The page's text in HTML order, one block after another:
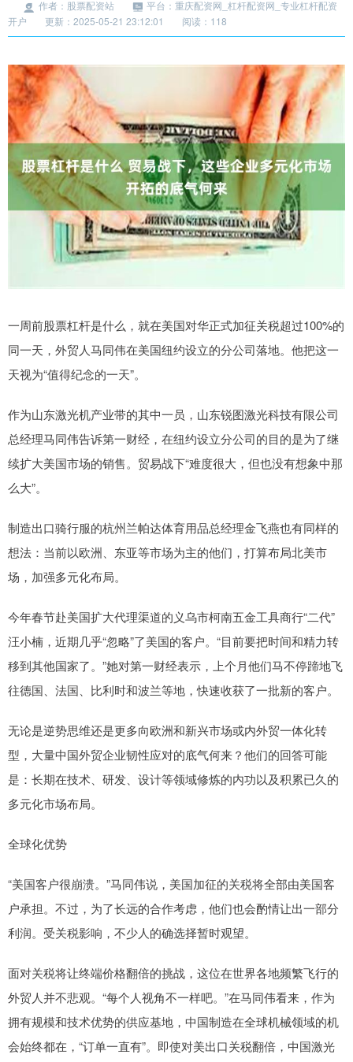
作者：股票配资站
平台：重庆配资网_杠杆配资网_专业杠杆配资
开户
更新：2025-05-21 23:12:01 阅读：118
一周前股票杠杆是什么，就在美国对华正式加征关税超过100%的
同一天，外贸人马同伟在美国纽约设立的分公司落地。他把这一
天视为“值得纪念的一天”。
作为山东激光机产业带的其中一员，山东锐图激光科技有限公司
总经理马同伟告诉第一财经，在纽约设立分公司的目的是为了继
续扩大美国市场的销售。贸易战下“难度很大，但也没有想象中那
么大”。
制造出口骑行服的杭州兰帕达体育用品总经理金飞燕也有同样的
想法：当前以欧洲、东亚等市场为主的他们，打算布局北美市
场，加强多元化布局。
今年春节赴美国扩大代理渠道的义乌市柯南五金工具商行“二代”
汪小楠，近期几乎“忽略”了美国的客户。“目前要把时间和精力转
移到其他国家了。”她对第一财经表示，上个月他们马不停蹄地飞
往德国、法国、比利时和波兰等地，快速收获了一批新的客户。
无论是逆势思维还是更多向欧洲和新兴市场或内外贸一体化转
型，大量中国外贸企业韧性应对的底气何来？他们的回答可能
是：长期在技术、研发、设计等领域修炼的内功以及积累已久的
多元化市场布局。
全球化优势
“美国客户很崩溃。”马同伟说，美国加征的关税将全部由美国客
户承担。不过，为了长远的合作考虑，他们也会酌情让出一部分
利润。受关税影响，不少人的确选择暂时观望。
面对关税将让终端价格翻倍的挑战，这位在世界各地频繁飞行的
外贸人并不悲观。“每个人视角不一样吧。”在马同伟看来，作为
拥有规模和技术优势的供应基地，中国制造在全球机械领域的机
会始终都在，“订单一直有”。即使对美出口关税翻倍，中国激光